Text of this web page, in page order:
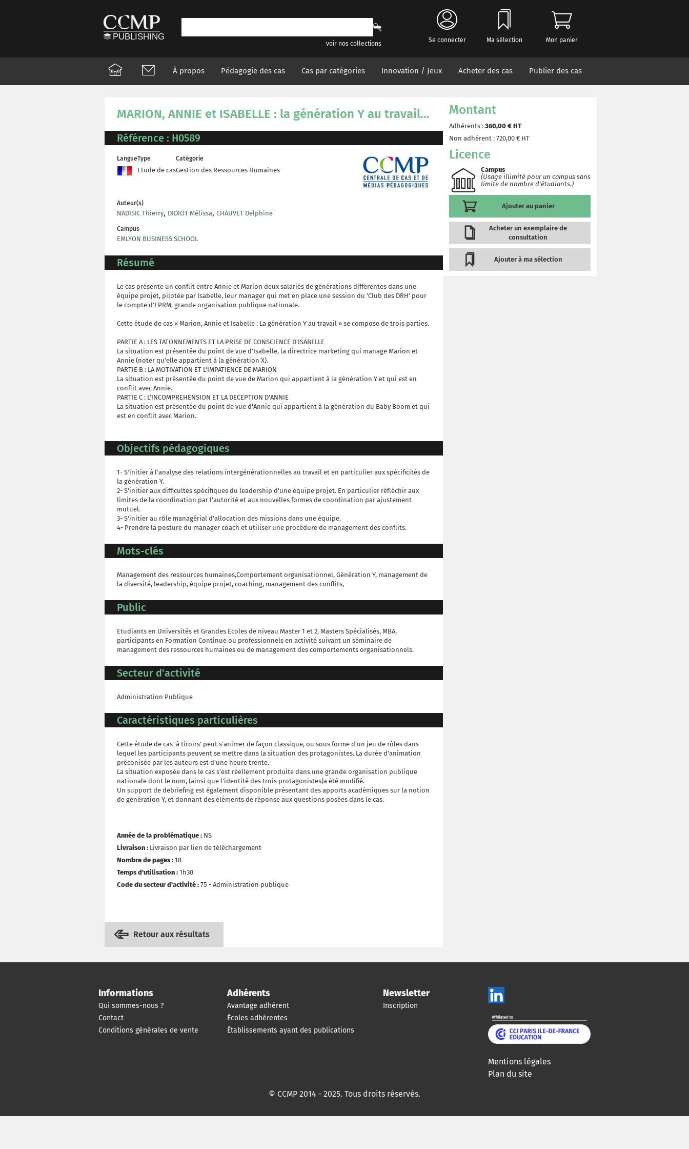
voir nos collections Se connecter Ma sélection Mon panier
À propos Pédagogie des cas Cas par catégories Innovation / Jeux Acheter des cas Publier des cas
MARION, ANNIE et ISABELLE : la génération Y au travail...
Référence : H0589
LangueType
Etude de cas
Catégorie
Gestion des Ressources Humaines
Auteur(s)
NADISIC Thierry, DIDIOT Mélissa, CHAUVET Delphine
Campus
EMLYON BUSINESS SCHOOL
Résumé
Le cas présente un conflit entre Annie et Marion deux salariés de générations différentes dans une
équipe projet, pilotée par Isabelle, leur manager qui met en place une session du 'Club des DRH' pour
le compte d'EPRM, grande organisation publique nationale.
Cette étude de cas « Marion, Annie et Isabelle : La génération Y au travail » se compose de trois parties.
PARTIE A : LES TATONNEMENTS ET LA PRISE DE CONSCIENCE D'ISABELLE
La situation est présentée du point de vue d'Isabelle, la directrice marketing qui manage Marion et
Annie (noter qu'elle appartient à la génération X).
PARTIE B : LA MOTIVATION ET L'IMPATIENCE DE MARION
La situation est présentée du point de vue de Marion qui appartient à la génération Y et qui est en
conflit avec Annie.
PARTIE C : L'INCOMPREHENSION ET LA DECEPTION D'ANNIE
La situation est présentée du point de vue d'Annie qui appartient à la génération du Baby Boom et qui
est en conflit avec Marion.
Objectifs pédagogiques
1- S'initier à l'analyse des relations intergénérationnelles au travail et en particulier aux spécificités de
la génération Y.
2- S'initier aux difficultés spécifiques du leadership d'une équipe projet. En particulier réfléchir aux
limites de la coordination par l'autorité et aux nouvelles formes de coordination par ajustement
mutuel.
3- S'initier au rôle managérial d'allocation des missions dans une équipe.
4- Prendre la posture du manager coach et utiliser une procédure de management des conflits.
Mots-clés
Management des ressources humaines,Comportement organisationnel, Génération Y, management de
la diversité, leadership, équipe projet, coaching, management des conflits,
Public
Etudiants en Universités et Grandes Ecoles de niveau Master 1 et 2, Masters Spécialisés, MBA,
participants en Formation Continue ou professionnels en activité suivant un séminaire de
management des ressources humaines ou de management des comportements organisationnels.
Secteur d'activité
Administration Publique
Caractéristiques particulières
Cette étude de cas 'à tiroirs' peut s'animer de façon classique, ou sous forme d'un jeu de rôles dans
lequel les participants peuvent se mettre dans la situation des protagonistes. La durée d'animation
préconisée par les auteurs est d'une heure trente.
La situation exposée dans le cas s'est réellement produite dans une grande organisation publique
nationale dont le nom, (ainsi que l'identité des trois protagonistes)a été modifié.
Un support de debriefing est également disponible présentant des apports académiques sur la notion
de génération Y, et donnant des éléments de réponse aux questions posées dans le cas.
Année de la problématique : NS
Livraison : Livraison par lien de téléchargement
Nombre de pages : 18
Temps d'utilisation : 1h30
Code du secteur d'activité : 75 - Administration publique
Retour aux résultats
Montant
Adhérents : 360,00 € HT
Non adhérent : 720,00 € HT
Licence
Campus
(Usage illimité pour un campus sans
limite de nombre d'étudiants.)
Ajouter au panier
Acheter un exemplaire de
consultation
Ajouter à ma sélection
Informations
Qui sommes-nous ?
Contact
Conditions générales de vente
Adhérents
Avantage adhérent
Écoles adhérentes
Établissements ayant des publications
Newsletter
Inscription
Mentions légales
Plan du site
© CCMP 2014 - 2025. Tous droits réservés.